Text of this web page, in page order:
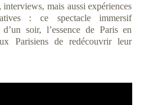
mais aussi expériences
: ce spectacle immersif
d’un soir, l’essence de Paris en
Parisiens de redécouvrir leur